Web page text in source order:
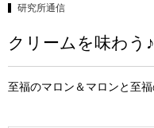
研究所通信
クリームを味わ
至福のマロン＆マロンと至